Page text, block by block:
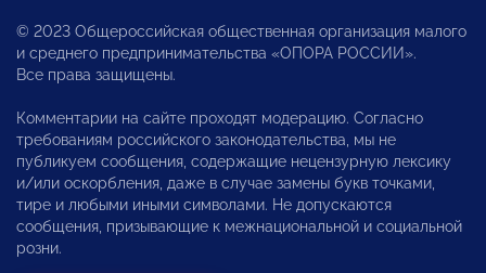
© 2023 Общероссийская общественная организация малого
и среднего предпринимательства «ОПОРА РОССИИ».
Все права защищены.
Комментарии на сайте проходят модерацию. Согласно
требованиям российского законодательства, мы не
публикуем сообщения, содержащие нецензурную лексику
и/или оскорбления, даже в случае замены букв точками,
тире и любыми иными символами. Не допускаются
сообщения, призывающие к межнациональной и социальной
розни.